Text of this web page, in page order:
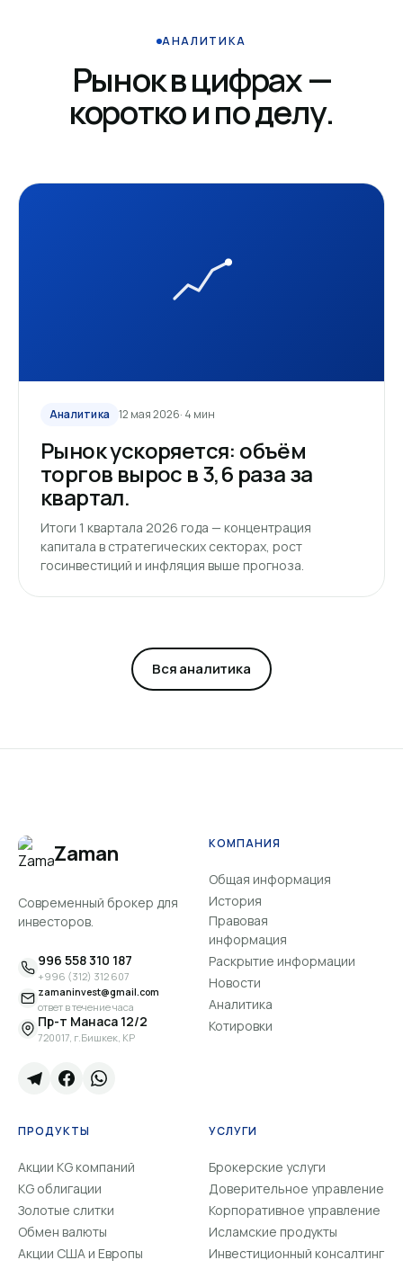
АНАЛИТИКА
Рынок в цифрах —
коротко и по делу.
Аналитика 12 мая 2026· 4 мин
Рынок ускоряется: объём
торгов вырос в 3,6 раза за
квартал.
Итоги 1 квартала 2026 года — концентрация
капитала в стратегических секторах, рост
госинвестиций и инфляция выше прогноза.
Вся аналитика
Zaman
Современный брокер для
инвесторов.
996 558 310 187
+996 (312) 312 607
zamaninvest@gmail.com
ответ в течение часа
Пр-т Манаса 12/2
720017, г.Бишкек, КР
ПРОДУКТЫ
Акции KG компаний
KG облигации
Золотые слитки
Обмен валюты
Акции США и Европы
УСЛУГИ
Брокерские услуги
Доверительное управление
Корпоративное управление
Исламские продукты
Инвестиционный консалтинг
КОМПАНИЯ
Общая информация
История
Правовая
информация
Раскрытие информации
Новости
Аналитика
Котировки